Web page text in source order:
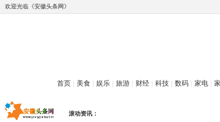
欢迎光临《安徽头条网》
首页 | 美食 | 娱乐 | 旅游 | 财经 | 科技 | 数码 | 家电 |
滚动资讯：